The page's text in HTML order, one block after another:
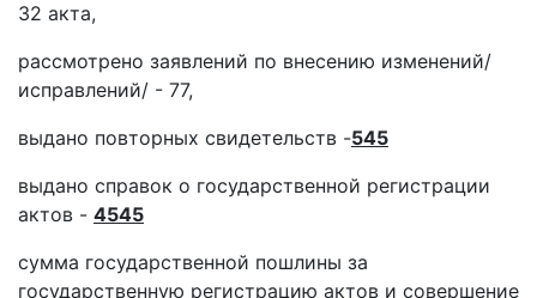
32 акта,
рассмотрено заявлений по внесению изменений/
исправлений/ - 77,
выдано повторных свидетельств -545
выдано справок о государственной регистрации
актов - 4545
сумма государственной пошлины за
государственную регистрацию актов и совершение